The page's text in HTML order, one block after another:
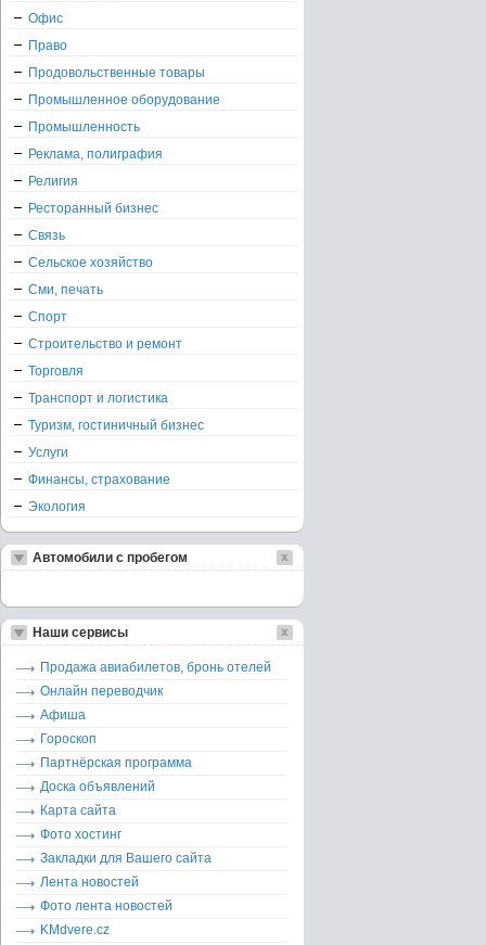
Офис
Право
Продовольственные товары
Промышленное оборудование
Промышленность
Реклама, полиграфия
Религия
Ресторанный бизнес
Связь
Сельское хозяйство
Сми, печать
Спорт
Строительство и ремонт
Торговля
Транспорт и логистика
Туризм, гостиничный бизнес
Услуги
Финансы, страхование
Экология
Автомобили с пробегом
Наши сервисы
Продажа авиабилетов, бронь отелей
Онлайн переводчик
Афиша
Гороскоп
Партнёрская программа
Доска объявлений
Карта сайта
Фото хостинг
Закладки для Вашего сайта
Лента новостей
Фото лента новостей
KMdvere.cz